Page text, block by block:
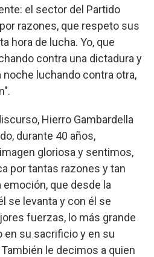
el sector del Partido
razones, que respeto sus
hora de lucha. Yo, que
contra una dictadura y
luchando contra otra,
Hierro Gambardella
durante 40 años,
gloriosa y sentimos,
por tantas razones y tan
que desde la
se levanta y con él se
fuerzas, lo más grande
en su sacrificio y en su
le decimos a quien